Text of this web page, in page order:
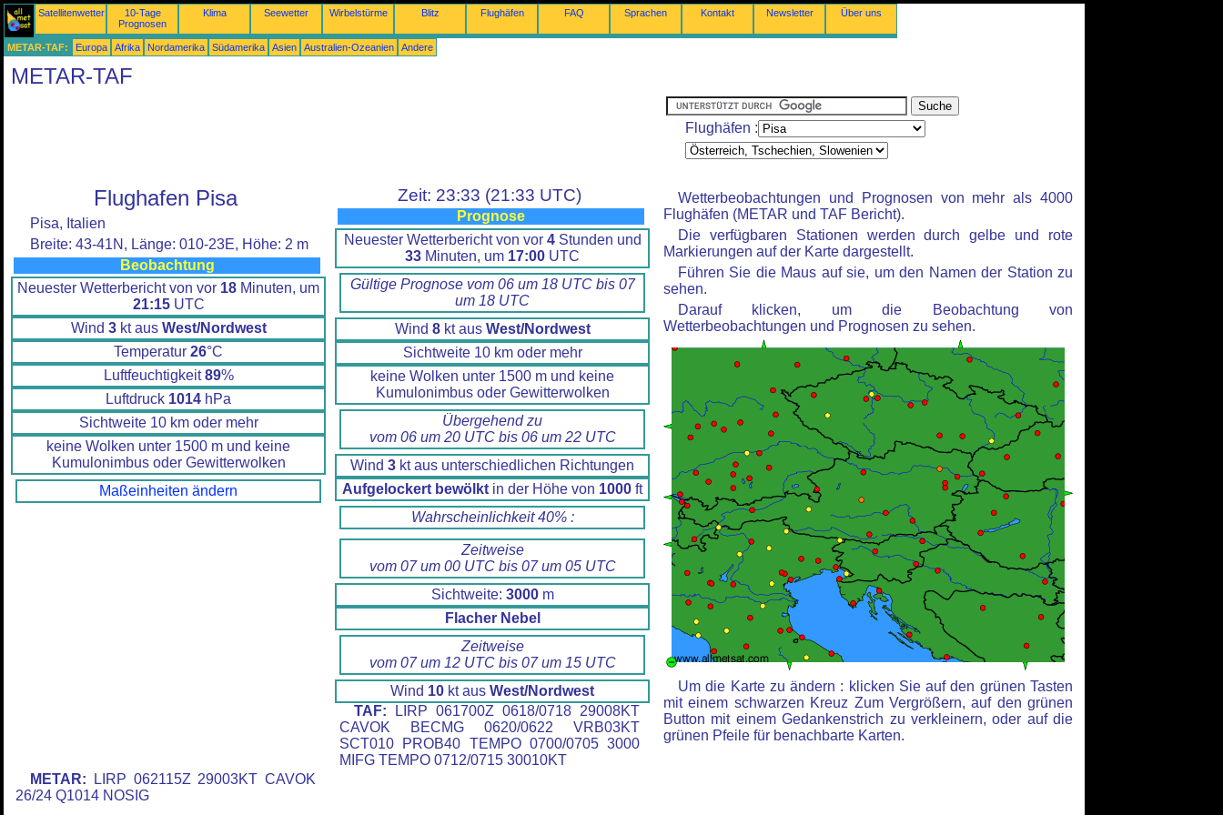
Satellitenwetter
10-Tage
Prognosen
Klima Seewetter Wirbelstürme Blitz Flughäfen FAQ Sprachen Kontakt Newsletter Über uns
METAR-TAF: Europa Afrika Nordamerika Südamerika Asien Australien-Ozeanien Andere
METAR-TAF
Flughäfen :
Flughafen Pisa
Pisa, Italien
Breite: 43-41N, Länge: 010-23E, Höhe: 2 m
Beobachtung
Neuester Wetterbericht von vor 18 Minuten, um
21:15UTC
Wind 3kt aus West/Nordwest
Temperatur 26°C
Luftfeuchtigkeit89%
Luftdruck 1014 hPa
Sichtweite 10 km oder mehr
keine Wolken unter 1500 m und keine
Kumulonimbus oder Gewitterwolken
Maßeinheiten ändern
METAR: LIRP 062115Z 29003KT CAVOK
26/24 Q1014 NOSIG
Zeit: 23:33 (21:33 UTC)
Prognose
Neuester Wetterbericht von vor 4Stunden und
33 Minuten, um 17:00 UTC
Gültige Prognose vom 06 um 18 UTC bis 07
um 18 UTC
Wind 8kt aus West/Nordwest
Sichtweite 10 km oder mehr
keine Wolken unter 1500 m und keine
Kumulonimbus oder Gewitterwolken
Übergehend zu
vom 06 um 20 UTC bis 06 um 22 UTC
Wind 3 kt aus unterschiedlichen Richtungen
Aufgelockert bewölkt in der Höhe von 1000 ft
Wahrscheinlichkeit 40% :
Zeitweise
vom 07 um 00 UTC bis 07 um 05 UTC
Sichtweite: 3000m
Flacher Nebel
Zeitweise
vom 07 um 12 UTC bis 07 um 15 UTC
Wind 10 kt aus West/Nordwest
TAF: LIRP 061700Z 0618/0718 29008KT
CAVOK BECMG 0620/0622 VRB03KT
SCT010 PROB40 TEMPO 0700/0705 3000
MIFG TEMPO 0712/0715 30010KT
Wetterbeobachtungen und Prognosen von mehr als 4000
Flughäfen (METAR und TAF Bericht).
Die verfügbaren Stationen werden durch gelbe und rote
Markierungen auf der Karte dargestellt.
Führen Sie die Maus auf sie, um den Namen der Station zu
sehen.
Darauf klicken, um die Beobachtung von
Wetterbeobachtungen und Prognosen zu sehen.
Um die Karte zu ändern : klicken Sie auf den grünen Tasten
mit einem schwarzen Kreuz Zum Vergrößern, auf den grünen
Button mit einem Gedankenstrich zu verkleinern, oder auf die
grünen Pfeile für benachbarte Karten.